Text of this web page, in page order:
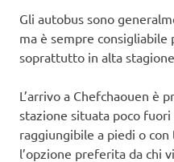
Gli autobus sono
ma è sempre consigliabile
soprattutto in alta stagione.
L’arrivo a Chefchaouen è
stazione situata poco
raggiungibile a piedi o con
l’opzione preferita da chi